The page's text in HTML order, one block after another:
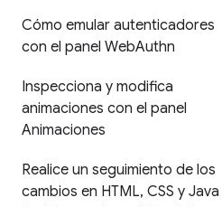
Cómo emular autenticadores
con el panel WebAuthn
Inspecciona y modifica
animaciones con el panel
Animaciones
Realice un seguimiento de los
cambios en HTML, CSS y Java